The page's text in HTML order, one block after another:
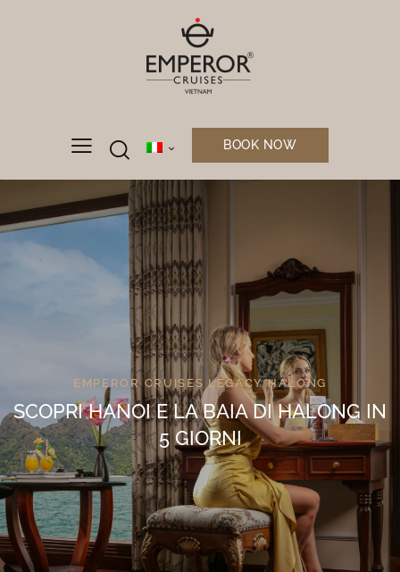
BOOK NOW
EMPEROR CRUISES LEGACY HALONG
SCOPRI HANOI E LA BAIA DI HALONG IN
5 GIORNI